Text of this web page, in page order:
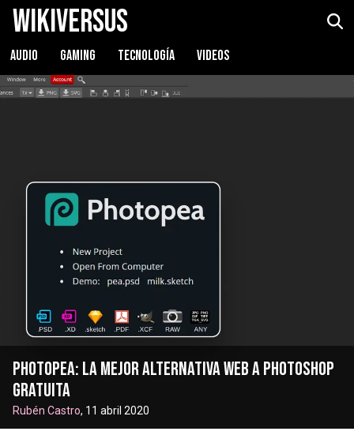
WikiVersus
AUDIO GAMING TECNOLOGÍA VIDEOS
Photopea: la mejor alternativa web a Photoshop
gratuita
Rubén Castro, 11 abril 2020